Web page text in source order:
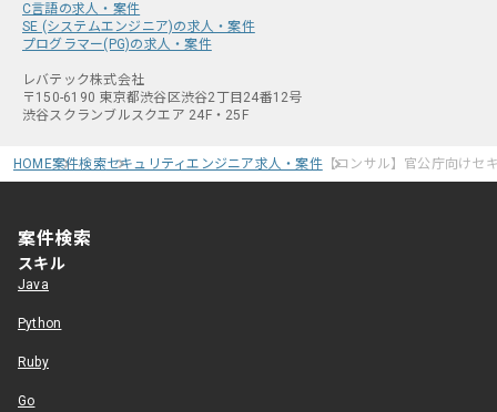
C言語の求人・案件
SE (システムエンジニア)の求人・案件
プログラマー(PG)の求人・案件
レバテック株式会社
〒150-6190 東京都渋谷区渋谷2丁目24番12号
渋谷スクランブルスクエア 24F・25F
HOME案件検索セキュリティエンジニア求人・案件【コンサル】官公庁向けセ
案件検索
スキル
Java
Python
Ruby
Go